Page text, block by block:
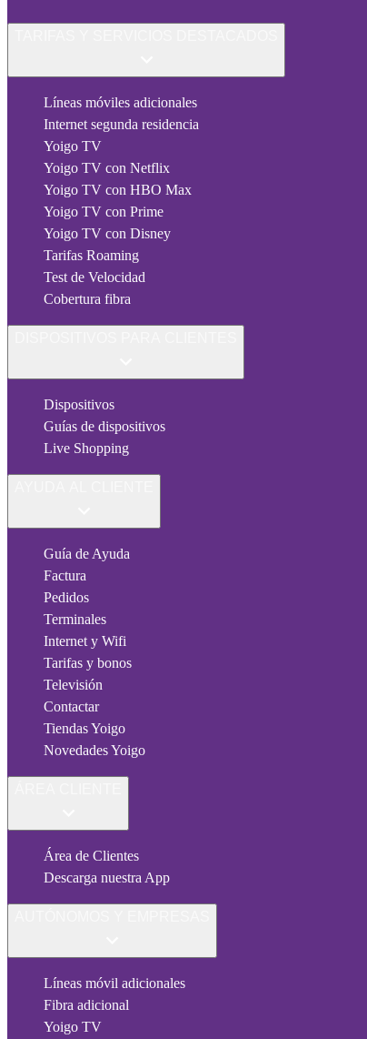
Líneas móviles adicionales
Internet segunda residencia
Yoigo TV
Yoigo TV con Netflix
Yoigo TV con HBO Max
Yoigo TV con Prime
Yoigo TV con Disney
Tarifas Roaming
Test de Velocidad
Cobertura fibra
Dispositivos
Guías de dispositivos
Live Shopping
Guía de Ayuda
Factura
Pedidos
Terminales
Internet y Wifi
Tarifas y bonos
Televisión
Contactar
Tiendas Yoigo
Novedades Yoigo
Área de Clientes
Descarga nuestra App
Líneas móvil adicionales
Fibra adicional
Yoigo TV